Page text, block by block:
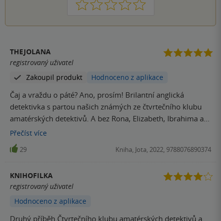
1 2 3 4 5
THEJOLANA
registrovaný uživatel
Zakoupil produkt
Hodnoceno z aplikace
Čaj a vraždu o páté? Ano, prosím! Brilantní anglická
detektivka s partou našich známých ze čtvrtečního klubu
amatérských detektivů. A bez Rona, Elizabeth, Ibrahima a
Joyce by to nebylo ono. Napínavý příběh, který si na nic
nehraje. Za mě 5 hvězdiček.
Přečíst více
29 Kniha, Jota, 2022, 9788076890374
KNIHOFILKA
registrovaný uživatel
Hodnoceno z aplikace
Druhý příběh Čtvrtečního klubu amatérských detektivů a